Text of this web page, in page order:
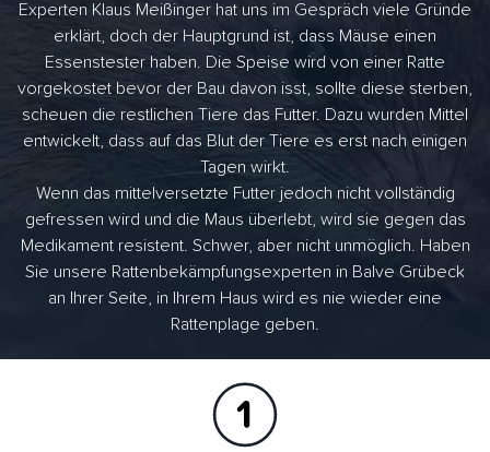
Experten Klaus Meißinger hat uns im Gespräch viele Gründe
erklärt, doch der Hauptgrund ist, dass Mäuse einen
Essenstester haben. Die Speise wird von einer Ratte
vorgekostet bevor der Bau davon isst, sollte diese sterben,
scheuen die restlichen Tiere das Futter. Dazu wurden Mittel
entwickelt, dass auf das Blut der Tiere es erst nach einigen
Tagen wirkt.
Wenn das mittelversetzte Futter jedoch nicht vollständig
gefressen wird und die Maus überlebt, wird sie gegen das
Medikament resistent. Schwer, aber nicht unmöglich. Haben
Sie unsere Rattenbekämpfungsexperten in Balve Grübeck
an Ihrer Seite, in Ihrem Haus wird es nie wieder eine
Rattenplage geben.